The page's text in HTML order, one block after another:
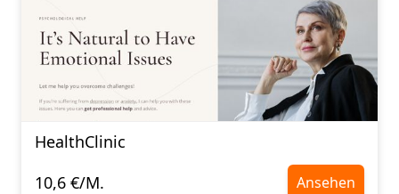
HealthClinic
10,6 €/M.
Ansehen